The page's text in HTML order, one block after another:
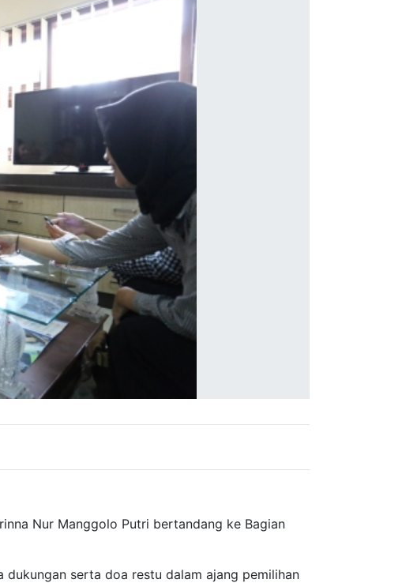
Nur Manggolo Putri bertandang ke Bagian
dukungan serta doa restu dalam ajang pemilihan